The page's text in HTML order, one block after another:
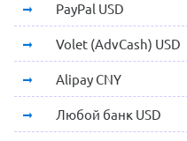
PayPal USD
Volet (AdvCash) USD
Alipay CNY
Любой банк USD